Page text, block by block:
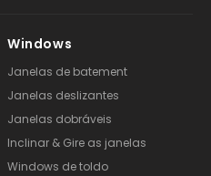
Windows
Janelas de batement
Janelas deslizantes
Janelas dobráveis
Inclinar & Gire as janelas
Windows de toldo